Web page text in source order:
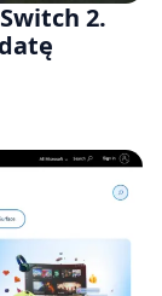
2.